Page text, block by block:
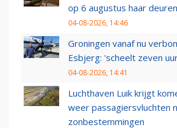
op 6 augustus haar deuren
04-08-2026, 14:46
Groningen vanaf nu
Esbjerg: 'scheelt zeven
04-08-2026, 14:41
Luchthaven Luik krijgt
weer passagiersvluchten
zonbestemmingen